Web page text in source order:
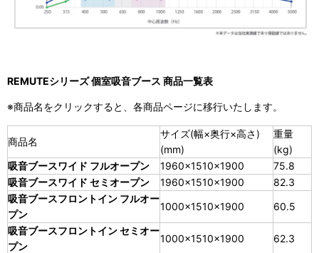
REMUTEシリーズ 個室吸音ブース 商品一覧表
※商品名をクリックすると、各商品ページに移行いたします。
商品名
サイズ(幅×奥行×高さ)
(mm)
重量
(kg)
吸音ブースワイド フルオープン
1960×1510×1900
75.8
吸音ブースワイド セミオープン
1960×1510×1900
82.3
吸音ブースフロントイン フルオー
プン
1000×1510×1900
60.5
吸音ブースフロントイン セミオー
プン
1000×1510×1900
62.3